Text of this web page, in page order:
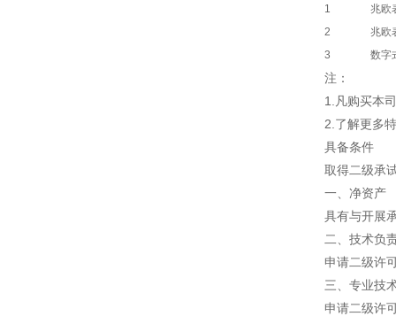
1
兆欧
2
兆欧
3
数字
注：
1.凡购买本
2.了解更多
具备条件
取得二级承
一、净资产
具有与开展
二、技术负
申请二级许
三、专业技
申请二级许